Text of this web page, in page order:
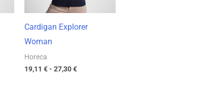
Cardigan Explorer
Woman
Horeca
19,11 €- 27,30€